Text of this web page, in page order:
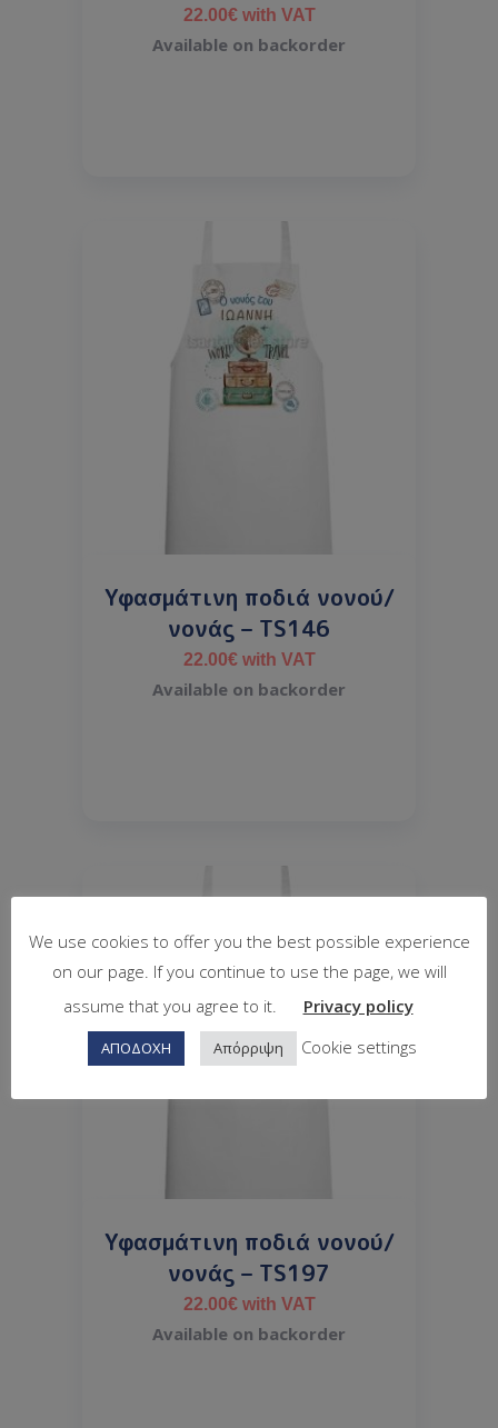
22.00€with VAT
Available on backorder
Υφασμάτινη ποδιά νονού/
νονάς – TS146
22.00€with VAT
Available on backorder
Υφασμάτινη ποδιά νονού/
νονάς – TS197
22.00€with VAT
Available on backorder
We use cookies to offer you the best possible experience
on our page. If you continue to use the page, we will
assume that you agree to it.
Privacy policy
ΑΠΟΔΟΧΗ Απόρριψη Cookie settings